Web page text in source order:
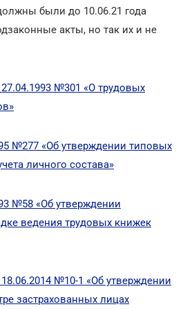
были до 10.06.21 года
акты, но так их и не
№301 «О трудовых
№277 «Об утверждении типовых
личного состава»
№58 «Об утверждении
ведения трудовых книжек
№10-1 «Об утверждении
застрахованных лицах